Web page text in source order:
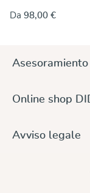
strappi, è elastico
Da 98,00 €
Online shop
Avviso legale